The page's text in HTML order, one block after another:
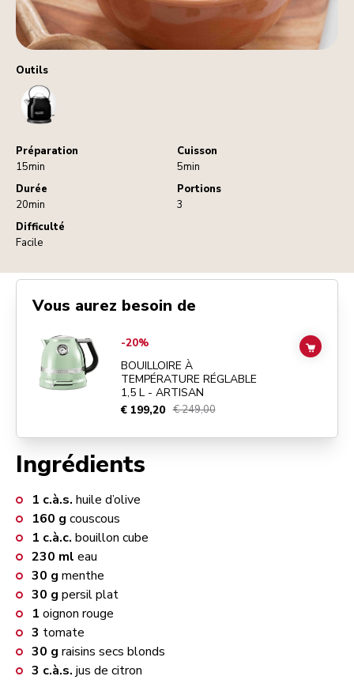
Outils
Kettle
Préparation
15min
Cuisson
5min
Durée
20min
Portions
3
Difficulté
Facile
Ingrédients
1 c.à.s. huile d’olive
160 g couscous
1 c.à.c. bouillon cube
230 ml eau
30 g menthe
30 g persil plat
1 oignon rouge
3 tomate
30 g raisins secs blonds
3 c.à.s. jus de citron
Vous aurez besoin de
Go toBOUILLOIRE À TEMPÉRATURE RÉGLABLE 1,5 L - ARTISAN
-20%
BOUILLOIRE À
TEMPÉRATURE RÉGLABLE
1,5 L - ARTISAN
€ 199,20 € 249,00
ADD